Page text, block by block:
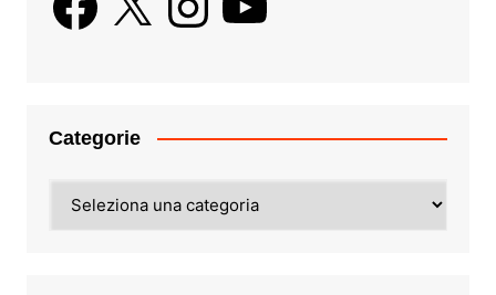
Categorie